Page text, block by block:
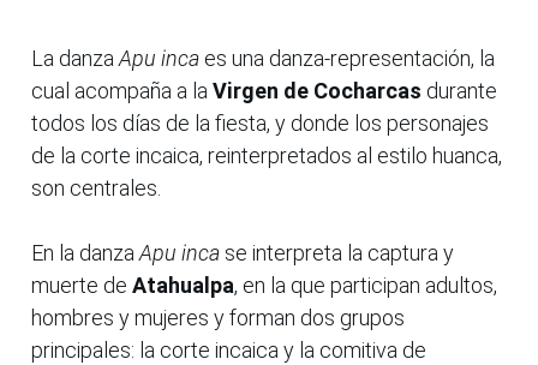
La danzaApu inca es una danza-representación, la
cual acompaña a laVirgen de Cocharcas durante
todos los días de la fiesta, y donde los personajes
de la corte incaica, reinterpretados al estilo huanca,
son centrales.
En la danzaApu inca se interpreta la captura y
muerte de Atahualpa, en la que participan adultos,
hombres y mujeres y forman dos grupos
principales: la corte incaica y la comitiva de